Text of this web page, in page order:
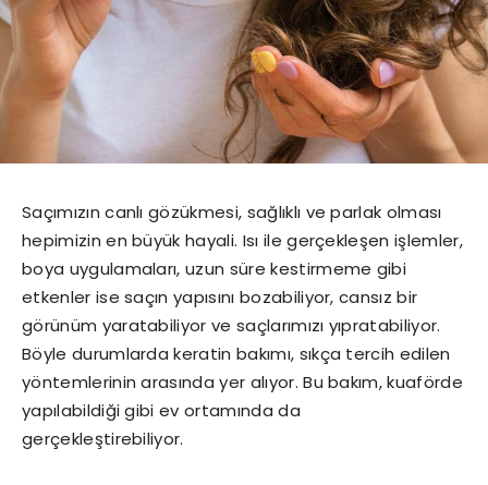
Saçımızın canlı gözükmesi, sağlıklı ve parlak olması
hepimizin en büyük hayali. Isı ile gerçekleşen işlemler,
boya uygulamaları, uzun süre kestirmeme gibi
etkenler ise saçın yapısını bozabiliyor, cansız bir
görünüm yaratabiliyor ve saçlarımızı yıpratabiliyor.
Böyle durumlarda keratin bakımı, sıkça tercih edilen
yöntemlerinin arasında yer alıyor. Bu bakım, kuaförde
yapılabildiği gibi ev ortamında da
gerçekleştirebiliyor.